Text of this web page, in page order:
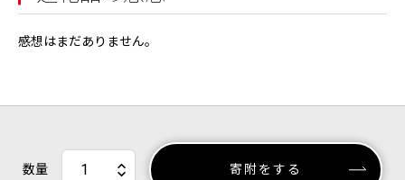
感想はまだありません。
数量 寄附をする